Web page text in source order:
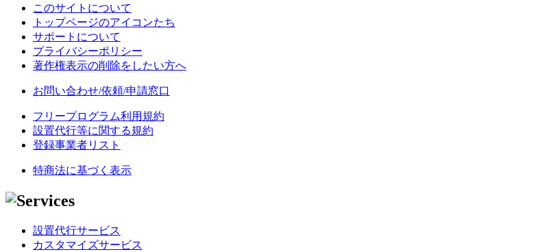
このサイトについて
トップページのアイコンたち
サポートについて
プライバシーポリシー
著作権表示の削除をしたい方へ
お問い合わせ/依頼/申請窓口
フリープログラム利用規約
設置代行等に関する規約
登録事業者リスト
特商法に基づく表示
設置代行サービス
カスタマイズサービス